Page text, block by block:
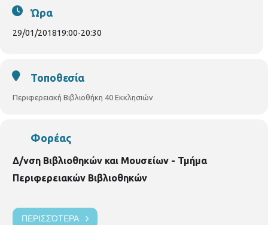
Ώρα
29/01/201819:00-20:30
Τοποθεσία
Περιφερειακή Βιβλιοθήκη 40 Εκκλησιών
Φορέας
Δ/νση Βιβλιοθηκών και Μουσείων - Τμήμα
Περιφερειακών Βιβλιοθηκών
ΠΕΡΙΣΣΌΤΕΡΑ